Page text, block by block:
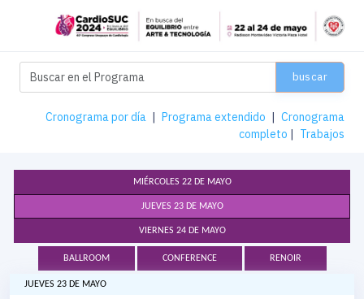
buscar
Cronograma por día | Programa extendido | Cronograma
completo | Trabajos
MIÉRCOLES 22 DE MAYO
JUEVES 23 DE MAYO
VIERNES 24 DE MAYO
BALLROOM CONFERENCE RENOIR
JUEVES 23 DE MAYO